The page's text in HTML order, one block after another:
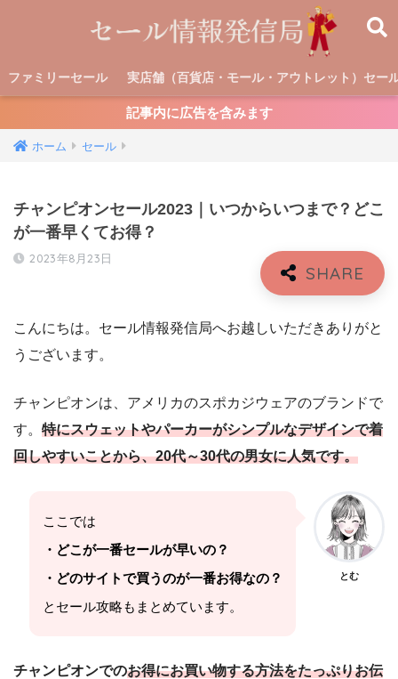
ファミリーセール 実店舗（百貨店・モール・アウトレット）セー
記事内に広告を含みます
ホーム セール
チャンピオンセール2023｜いつからいつまで？どこ
が一番早くてお得？
2023年8月23日
こんにちは。セール情報発信局へお越しいただきありがと
うございます。
チャンピオンは、アメリカのスポカジウェアのブランドで
す。 特にスウェットやパーカーがシンプルなデザインで着
回しやすいことから、20代～30代の男女に人気です。
ここでは
・どこが一番セールが早いの？
・どのサイトで買うのが一番お得なの？
とセール攻略もまとめています。
とむ
チャンピオンでのお得にお買い物する方法をたっぷりお伝